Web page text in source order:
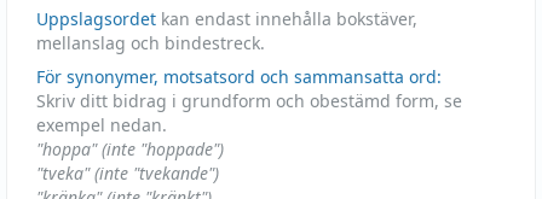
Uppslagsordet kan endast innehålla bokstäver,
mellanslag och bindestreck.
För synonymer, motsatsord och sammansatta ord:
Skriv ditt bidrag i grundform och obestämd form, se
exempel nedan.
"hoppa" (inte "hoppade")
"tveka" (inte "tvekande")